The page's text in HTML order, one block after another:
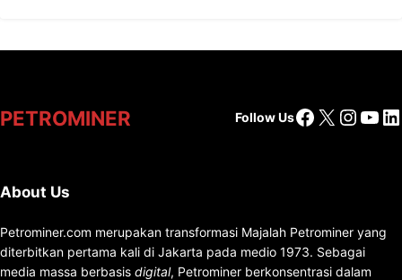
PETROMINER Follow UsFacebook
X
About Us
Petrominer.com merupakan transformasi Majalah Petrominer yang
diterbitkan pertama kali di Jakarta pada medio 1973. Sebagai
media massa berbasis digital, Petrominer berkonsentrasi dalam